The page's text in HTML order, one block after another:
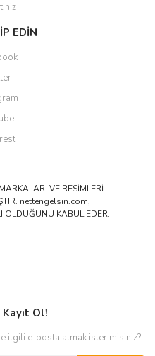
EDİN
VE RESİMLERİ
nettengelsin.com,
OLDUĞUNU KABUL EDER.
Ol!
ilgili e-posta almak ister misiniz?